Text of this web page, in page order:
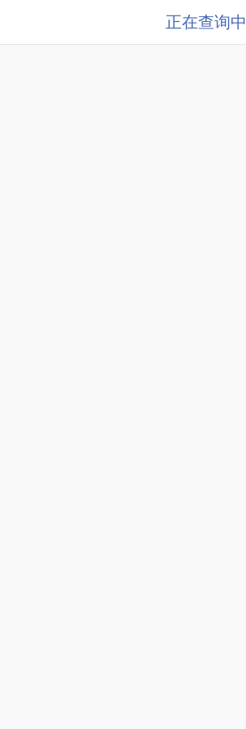
正在查询中